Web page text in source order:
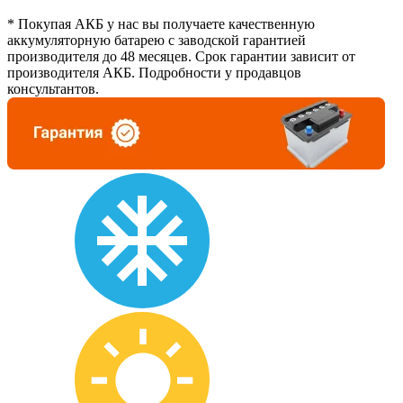
* Покупая АКБ у нас вы получаете качественную
аккумуляторную батарею с заводской гарантией
производителя до 48 месяцев. Срок гарантии зависит от
производителя АКБ. Подробности у продавцов
консультантов.